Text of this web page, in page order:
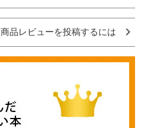
商品レビューを投稿するには